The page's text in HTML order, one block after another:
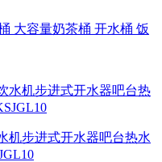
大容量奶茶桶 开水桶 饭
机步进式开水器吧台热水